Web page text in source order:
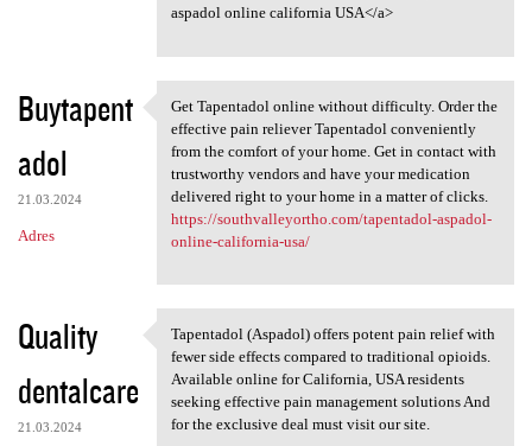
aspadol online california USA</a>
Buytapent
adol
21.03.2024
Adres
Get Tapentadol online without
Get Tapentadol online without difficulty. Order the
effective pain reliever Tapentadol conveniently
from the comfort of your home. Get in contact with
trustworthy vendors and have your medication
delivered right to your home in a matter of clicks.
https://southvalleyortho.com/tapentadol-aspadol-
online-california-usa/
Quality
dentalcare
21.03.2024
Tapentadol (Aspadol) offers
Tapentadol (Aspadol) offers potent pain relief with
fewer side effects compared to traditional opioids.
Available online for California, USA residents
seeking effective pain management solutions And
for the exclusive deal must visit our site.